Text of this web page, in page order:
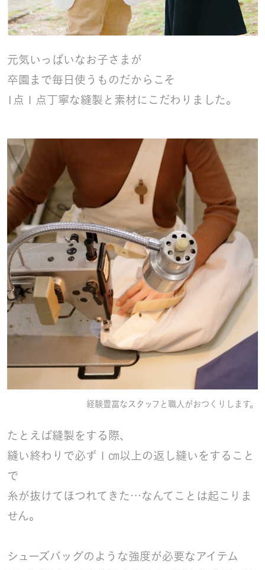
元気いっぱいなお子さまが
卒園まで毎日使うものだからこそ
1点１点丁寧な縫製と素材にこだわりました。
経験豊富なスタッフと職人がおつくりします。
たとえば縫製をする際、
縫い終わりで必ず１㎝以上の返し縫いをすること
で
糸が抜けてほつれてきた…なんてことは起こりま
せん。
シューズバッグのような強度が必要なアイテム